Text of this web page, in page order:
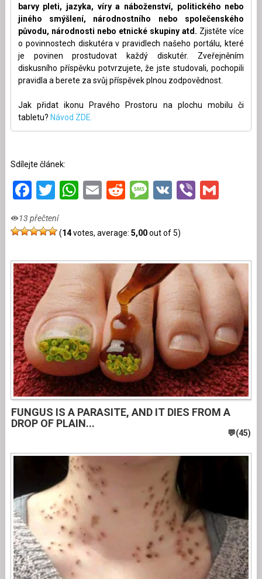
barvy pleti, jazyka, víry a náboženství, politického nebo
jiného smýšlení, národnostního nebo společenského
původu, národnosti nebo etnické skupiny atd. Zjistěte více
o povinnostech diskutéra v pravidlech našeho portálu, které
je povinen prostudovat každý diskutér. Zveřejněním
diskusního příspěvku potvrzujete, že jste studovali, pochopili
pravidla a berete za svůj příspěvek plnou zodpovědnost.
Jak přidat ikonu Pravého Prostoru na plochu mobilu či
tabletu? Návod ZDE.
Sdílejte článek:
Facebook
Twitter
WhatsApp
EmailRedditMessage
VKViber
13 přečtení
(14votes, average: 5,00out of 5)
FUNGUS IS A PARASITE, AND IT DIES FROM A
DROP OF PLAIN...